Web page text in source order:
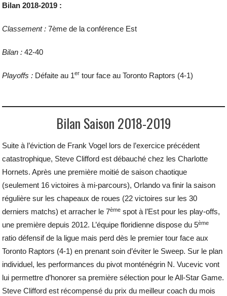
Bilan 2018-2019 :
Classement : 7ème de la conférence Est
Bilan : 42-40
Playoffs : Défaite au 1er tour face au Toronto Raptors (4-1)
Bilan Saison 2018-2019
Suite à l’éviction de Frank Vogel lors de l’exercice précédent
catastrophique, Steve Clifford est débauché chez les Charlotte
Hornets. Après une première moitié de saison chaotique
(seulement 16 victoires à mi-parcours), Orlando va finir la saison
régulière sur les chapeaux de roues (22 victoires sur les 30
derniers matchs) et arracher le 7ème spot à l’Est pour les play-offs,
une première depuis 2012. L’équipe floridienne dispose du 5ème
ratio défensif de la ligue mais perd dès le premier tour face aux
Toronto Raptors (4-1) en prenant soin d’éviter le Sweep. Sur le plan
individuel, les performances du pivot monténégrin N. Vucevic vont
lui permettre d’honorer sa première sélection pour le All-Star Game.
Steve Clifford est récompensé du prix du meilleur coach du mois